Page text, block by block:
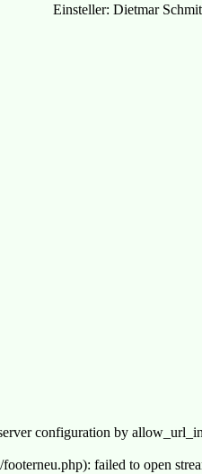
Einsteller: Dietmar
configuration by
failed to open